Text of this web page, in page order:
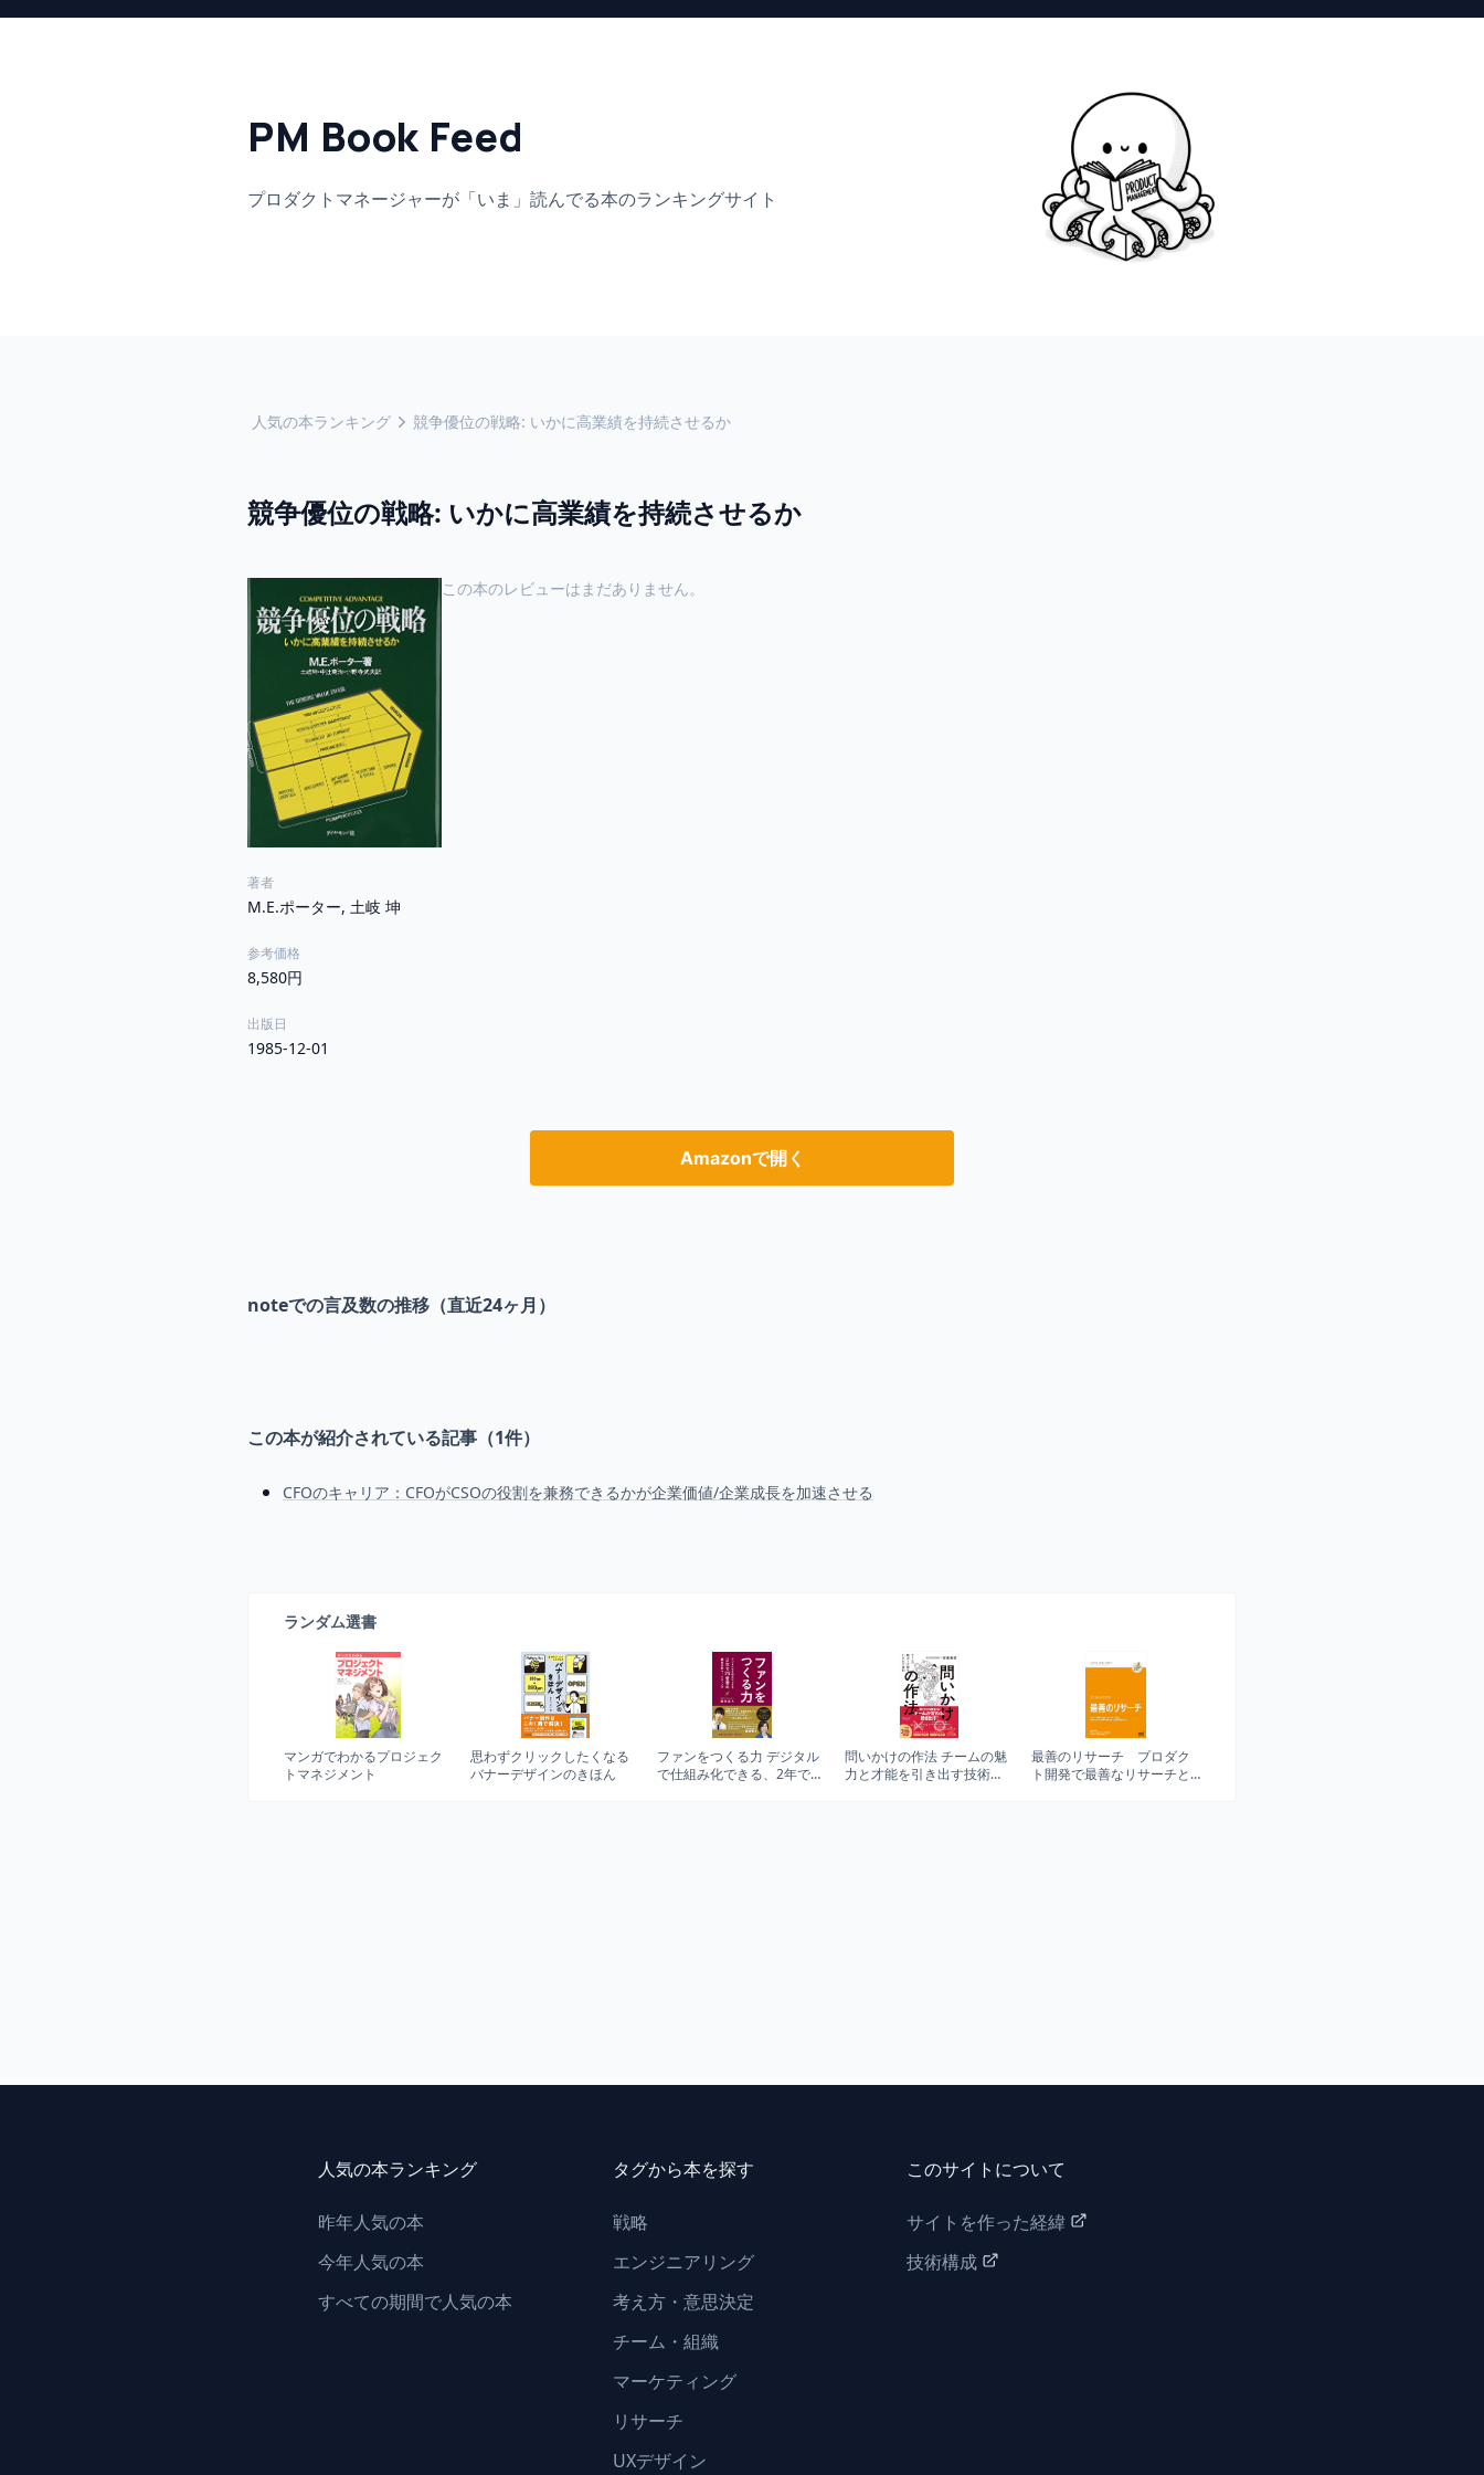
PM Book Feed
プロダクトマネージャーが「いま」 読んでる本のランキングサイト
人気の本ランキング 競争優位の戦略: いかに高業績を持続させるか
競争優位の戦略: いかに高業績を持続させるか
著者
M.E.ポーター, 土岐 坤
参考価格
8,580円
出版日
1985-12-01
この本のレビューはまだありません。
Amazonで開く
noteでの言及数の推移（直近24ヶ月）
この本が紹介されている記事（1件）
CFOのキャリア：CFOがCSOの役割を兼務できるかが企業価値/企業成長を加速させる
ランダム選書
マンガでわかるプロジェク
トマネジメント
思わずクリックしたくなる
バナーデザインのきほん
ファンをつくる力 デジタル
で仕組み化できる、2年で25
問いかけの作法 チームの魅
力と才能を引き出す技術
最善のリサーチ プロダク
ト開発で最善なリサーチと
人気の本ランキング
昨年人気の本
今年人気の本
すべての期間で人気の本
タグから本を探す
戦略
エンジニアリング
考え方・意思決定
チーム・組織
マーケティング
リサーチ
UXデザイン
このサイトについて
サイトを作った経緯
技術構成